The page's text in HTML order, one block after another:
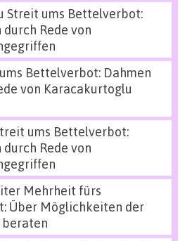
Streit ums Bettelverbot:
Rede von
Bettelverbot: Dahmen
von Karacakurtoglu
ums Bettelverbot:
Rede von
Mehrheit fürs
Über Möglichkeiten der
beraten